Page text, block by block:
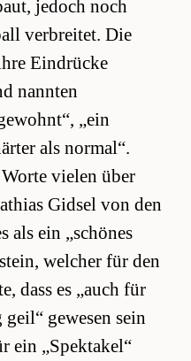
jedoch noch
verbreitet. Die
Eindrücke
nannten
„ein
als normal“.
vielen über
Gidsel von den
als ein „schönes
welcher für den
dass es „auch für
gewesen sein
ein „Spektakel“